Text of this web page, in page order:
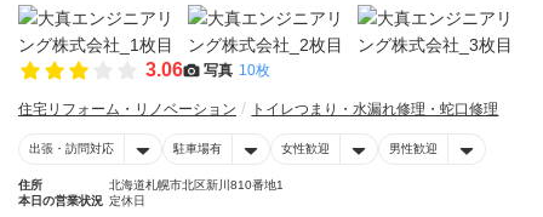
3.06 写真 10枚
住宅リフォーム・リノベーション トイレつまり・水漏れ修理・蛇口修理
出張・訪問対応 駐車場有 女性歓迎 男性歓迎
住所
北海道札幌市北区新川810番地1
本日の営業状況 定休日